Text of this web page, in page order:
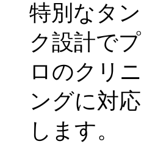
特別なタン
ク設計でプ
ロのクリニ
ングに対応
します。